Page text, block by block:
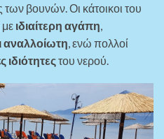
βουνών. Οι κάτοικοι του
ιδιαίτερη αγάπη
αναλλοίωτη , ενώ πολλοί
ιδιότητεςτου νερού.